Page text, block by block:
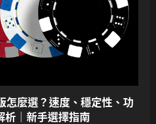
怎麼選？速度、穩定性、功
析｜新手選擇指南